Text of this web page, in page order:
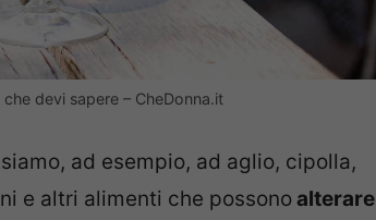
devi sapere – CheDonna.it
ad esempio, ad aglio, cipolla,
e altri alimenti che possonoalterare